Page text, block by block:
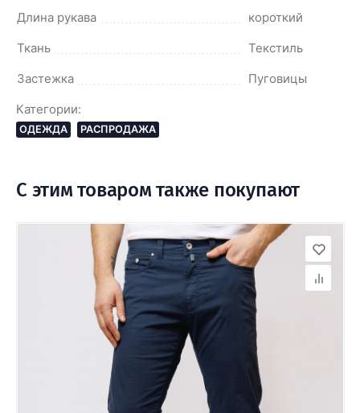
Длина рукава
короткий
Ткань
Текстиль
Застежка
Пуговицы
Категории:
ОДЕЖДА РАСПРОДАЖА
С этим товаром также покупают